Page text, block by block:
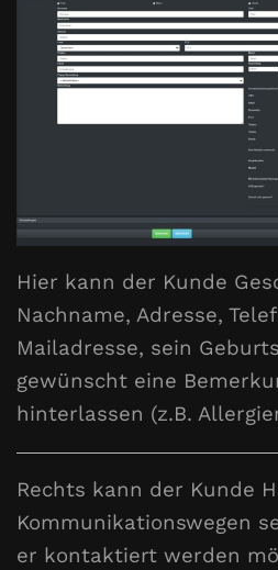
Hier kann der Kunde
Nachname, Adresse,
Mailadresse, sein
gewünscht eine
hinterlassen (z.B.
Rechts kann der Kunde
Kommunikationswegen
er kontaktiert werden